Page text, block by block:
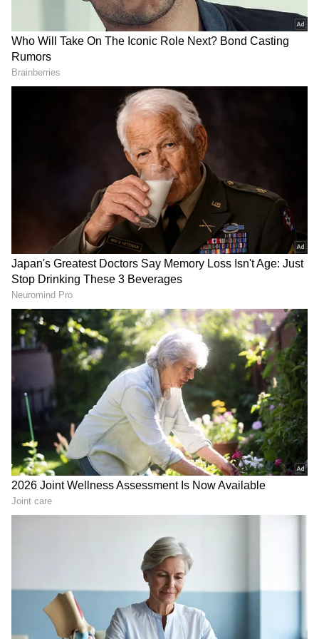
ಯಾವುದೇ ರೀತಿಯಲ್ಲಿ ಆತಂಕ ಪಡುವ ಅಗತ್ಯವಿಲ್ಲ.
ವಯೋಸಹಜ ಸಮಸ್ಯೆಯಷ್ಟೇ ಎಂದು ವರದಿಯಲ್ಲಿ
ತಿಳಿಸಲಾಗಿದೆ. ಸಿದ್ದಾರೆ. ಆದರೆ, ಆತಂಕ ಪಡುವ ಅಗತ್ಯವಿಲ್ಲ
ಕಹಾನಿ'ಯಲ್ಲಿ ಕೂಡ ಧರ್ಮೇಂದ್ರ ಜೊತೆ ಸನ್ನಿ ಡಿಯೋಲ್​
ನಟಿಸಿದ್ದರು. ಶಬನಾ ಅಜ್ಮಿಯ ಜೊತೆಗಿನ ಲಿಪ್​ಲಾಕ್​
(Liplock) ಕುರಿತು ಮಾತನಾಡಿದ್ದ ಧರ್ಮೇಂದ್ರ, 'ವಯಸ್ಸು
ಕೇವಲ ಒಂದು ಸಂಖ್ಯೆ ಮತ್ತು ವಯಸ್ಸಿನ ಹೊರತಾಗಿಯೂ
ಇಬ್ಬರು ವ್ಯಕ್ತಿಗಳು ಚುಂಬಿಸುವ ಮೂಲಕ ಪರಸ್ಪರ ಪ್ರೀತಿಯನ್ನು
DOWNLOAD APP
Kannada Cinema News
Kannada TV Shows
ಸುದ್ದಿಗಳು ಮತ್ತು ಇತ್ತೀಚಿನ ಸುದ್ದಿಗಳಿಗಾಗಿ ಏಷ್ಯಾನೆಟ್
ಸುವರ್ಣ ನ್ಯೂಸ್‌ನಲ್ಲಿ ಮನರಂಜನಾ ವಿಭಾಗ ನೋಡಿ.
ಸಿನಿಮಾ ವಿಮರ್ಶೆಗಳು (Kannada Movies Review
ತಾರೆಯರ ಸಂದರ್ಶನಗಳು, ಧಾರಾವಾಹಿ ಅಪ್‌ಡೇಟ್ಸ್‌,
ತೆರೆಮರೆಯ ಕಥೆಗಳು,OTT ರಿಲೀಸ್‌
ಗಳ ಬಗ್ಗೆ
ಮಾಹಿತಿಯೂ ಇಲ್ಲಿದೆ.
RECOMMENDED STORIES